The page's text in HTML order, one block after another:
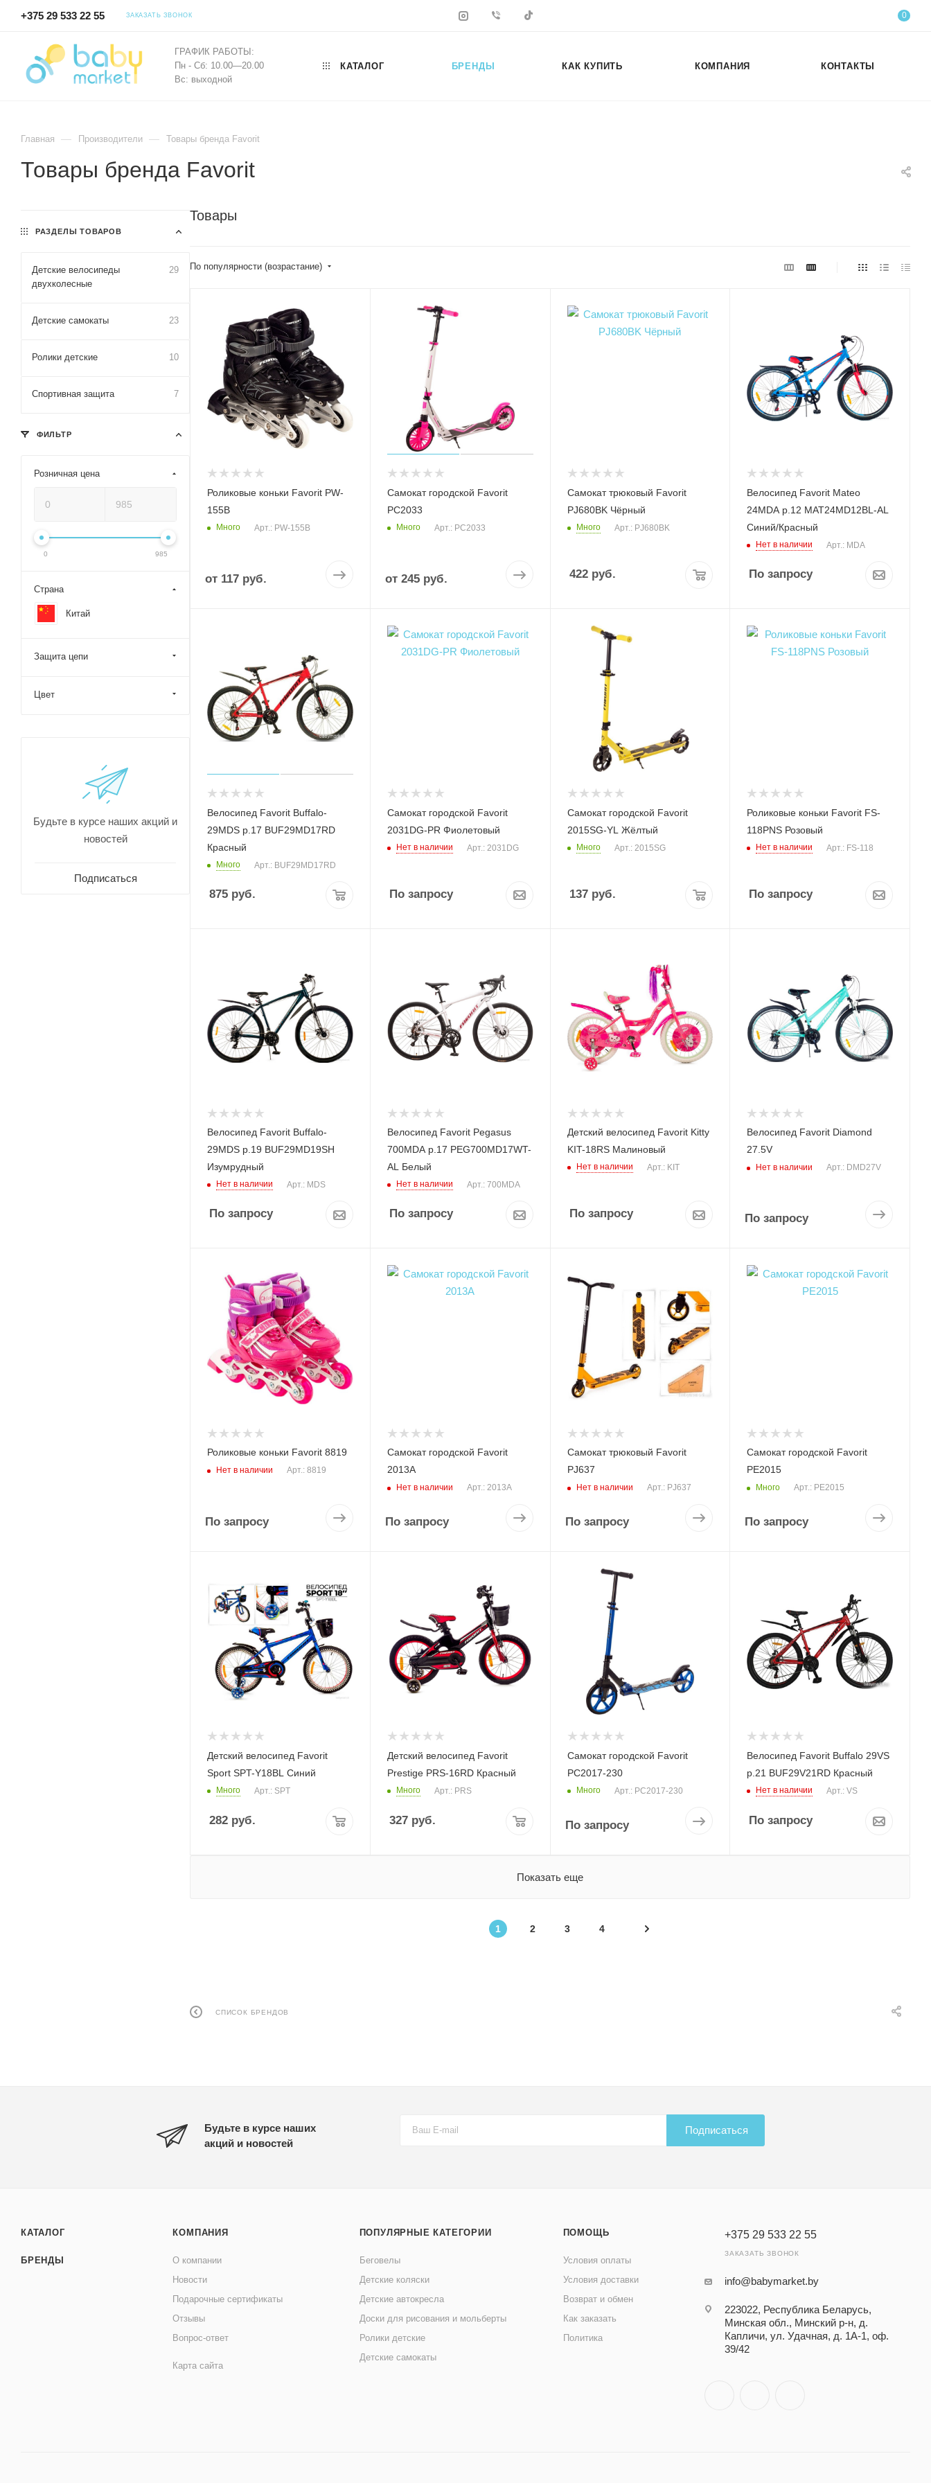
+375 29 533 22 55 ЗАКАЗАТЬ ЗВОНОК 0
ГРАФИК РАБОТЫ:
Пн - Сб: 10.00—20.00
Вс: выходной
КАТАЛОГ БРЕНДЫ КАК КУПИТЬ КОМПАНИЯ КОНТАКТЫ
Главная — Производители — Товары бренда Favorit
Товары бренда Favorit
Товары
По популярности (возрастание)
Роликовые коньки Favorit PW-
155B
Много Арт.: PW-155B
от 117 руб.
Самокат городской Favorit
PC2033
Много Арт.: PC2033
от 245 руб.
Самокат трюковый Favorit
PJ680BK Чёрный
Много Арт.: PJ680BK
422руб.
Велосипед Favorit Mateo
24MDA р.12 MAT24MD12BL-AL
Синий/Красный
Нет в наличии Арт.: MDA
По запросу
Велосипед Favorit Buffalo-
29MDS р.17 BUF29MD17RD
Красный
Много Арт.: BUF29MD17RD
875 руб.
Самокат городской Favorit
2031DG-PR Фиолетовый
Нет в наличии Арт.: 2031DG
По запросу
Самокат городской Favorit
2015SG-YL Жёлтый
Много Арт.: 2015SG
137руб.
Роликовые коньки Favorit FS-
118PNS Розовый
Нет в наличии Арт.: FS-118
По запросу
Велосипед Favorit Buffalo-
29MDS р.19 BUF29MD19SH
Изумрудный
Нет в наличии Арт.: MDS
По запросу
Велосипед Favorit Pegasus
700MDA р.17 PEG700MD17WT-
AL Белый
Нет в наличии Арт.: 700MDA
По запросу
Детский велосипед Favorit Kitty
KIT-18RS Малиновый
Нет в наличии Арт.: KIT
По запросу
Велосипед Favorit Diamond
27.5V
Нет в наличии Арт.: DMD27V
По запросу
Роликовые коньки Favorit 8819
Нет в наличии Арт.: 8819
По запросу
Самокат городской Favorit
2013A
Нет в наличии Арт.: 2013A
По запросу
Самокат трюковый Favorit
PJ637
Нет в наличии Арт.: PJ637
По запросу
Самокат городской Favorit
PE2015
Много Арт.: PE2015
По запросу
Детский велосипед Favorit
Sport SPT-Y18BL Синий
Много Арт.: SPT
282 руб.
Детский велосипед Favorit
Prestige PRS-16RD Красный
Много Арт.: PRS
327руб.
Самокат городской Favorit
PC2017-230
Много Арт.: PC2017-230
По запросу
Велосипед Favorit Buffalo 29VS
р.21 BUF29V21RD Красный
Нет в наличии Арт.: VS
По запросу
Показать еще
1 2 3 4
СПИСОК БРЕНДОВ
РАЗДЕЛЫ ТОВАРОВ
Детские велосипеды
двухколесные
29
Детские самокаты 23
Ролики детские 10
Спортивная защита 7
ФИЛЬТР
Розничная цена
0 985
Страна
Китай
Защита цепи
Цвет
Будьте в курсе наших акций и
новостей
Подписаться
Будьте в курсе наших
акций и новостей
Подписаться
КАТАЛОГ
БРЕНДЫ
КОМПАНИЯ
О компании
Новости
Подарочные сертификаты
Отзывы
Вопрос-ответ
Карта сайта
ПОПУЛЯРНЫЕ КАТЕГОРИИ
Беговелы
Детские коляски
Детские автокресла
Доски для рисования и мольберты
Ролики детские
Детские самокаты
ПОМОЩЬ
Условия оплаты
Условия доставки
Возврат и обмен
Как заказать
Политика
+375 29 533 22 55
ЗАКАЗАТЬ ЗВОНОК
info@babymarket.by
223022, Республика Беларусь,
Минская обл., Минский р-н, д.
Капличи, ул. Удачная, д. 1А-1, оф.
39/42